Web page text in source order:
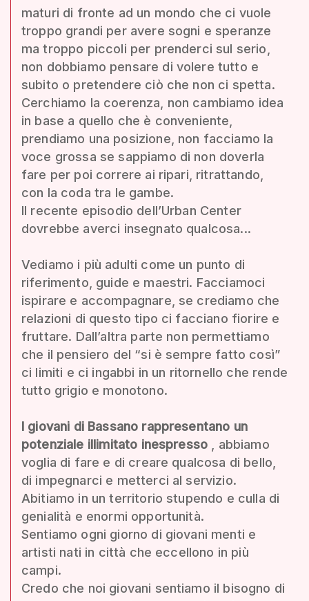
maturi di fronte ad un mondo che ci vuole
troppo grandi per avere sogni e speranze
ma troppo piccoli per prenderci sul serio,
non dobbiamo pensare di volere tutto e
subito o pretendere ciò che non ci spetta.
Cerchiamo la coerenza, non cambiamo idea
in base a quello che è conveniente,
prendiamo una posizione, non facciamo la
voce grossa se sappiamo di non doverla
fare per poi correre ai ripari, ritrattando,
con la coda tra le gambe.
Il recente episodio dell’Urban Center
dovrebbe averci insegnato qualcosa...
Vediamo i più adulti come un punto di
riferimento, guide e maestri. Facciamoci
ispirare e accompagnare, se crediamo che
relazioni di questo tipo ci facciano fiorire e
fruttare. Dall’altra parte non permettiamo
che il pensiero del “si è sempre fatto così”
ci limiti e ci ingabbi in un ritornello che rende
tutto grigio e monotono.
I giovani di Bassano rappresentano un
potenziale illimitato inespresso , abbiamo
voglia di fare e di creare qualcosa di bello,
di impegnarci e metterci al servizio.
Abitiamo in un territorio stupendo e culla di
genialità e enormi opportunità.
Sentiamo ogni giorno di giovani menti e
artisti nati in città che eccellono in più
campi.
Credo che noi giovani sentiamo il bisogno di